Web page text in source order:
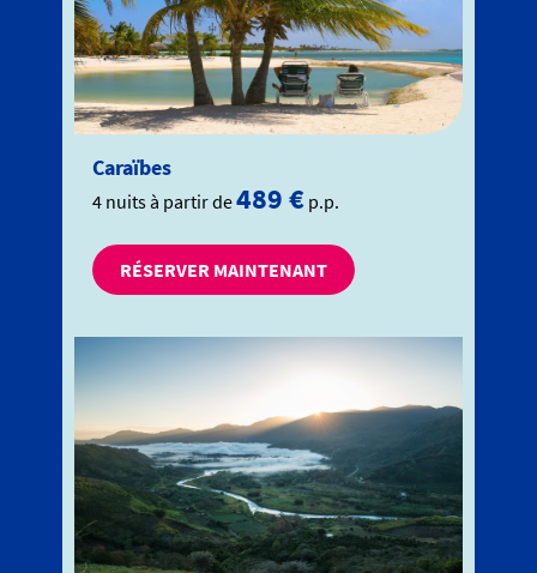
Caraïbes
4 nuits à partir de489 € p.p.
RÉSERVER MAINTENANT